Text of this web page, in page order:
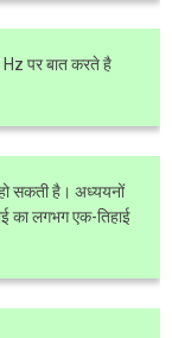
पर बात करते है
सकती है। अध्ययनों
का लगभग एक-तिहाई